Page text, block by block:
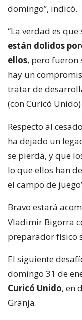
domingo”, indicó.
“La verdad es que
están dolidos
ellos, pero fueron
hay un
tratar de
(con Curicó
Respecto al
ha dejado un
se pierda, y que
lo que ellos han
el campo de
Bravo estará
Vladimir Bigorra
preparador físico
El siguiente
domingo 31 de
Curicó Unido, en
Granja.